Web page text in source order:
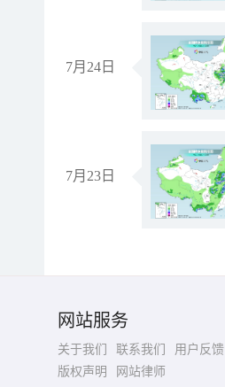
7月24日
7月23日
网站服务
关于我们 联系我们
用户反馈
版权声明
网站律师